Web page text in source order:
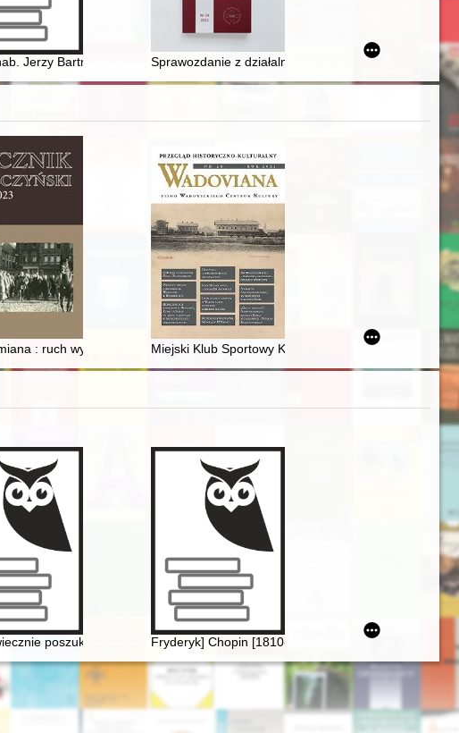
w Polsce
jego twórczości
Jerzy Bartmiński Sprawozdanie z działalności Archiwum
w architekturze śląskiej początku XVII w
i okolic : katalog wystawy = Durch das Erbe verbunden : Grüße aus
: ruch wydawniczy w Lesznie w okresie międzywojennym = Great
Miejski Klub Sportowy Kalwarianka w Kalwarii
poszukiwany. Historia Międzynarodowego Konkursu Pianistycznego im.
Fryderyk] Chopin [1810-1849]